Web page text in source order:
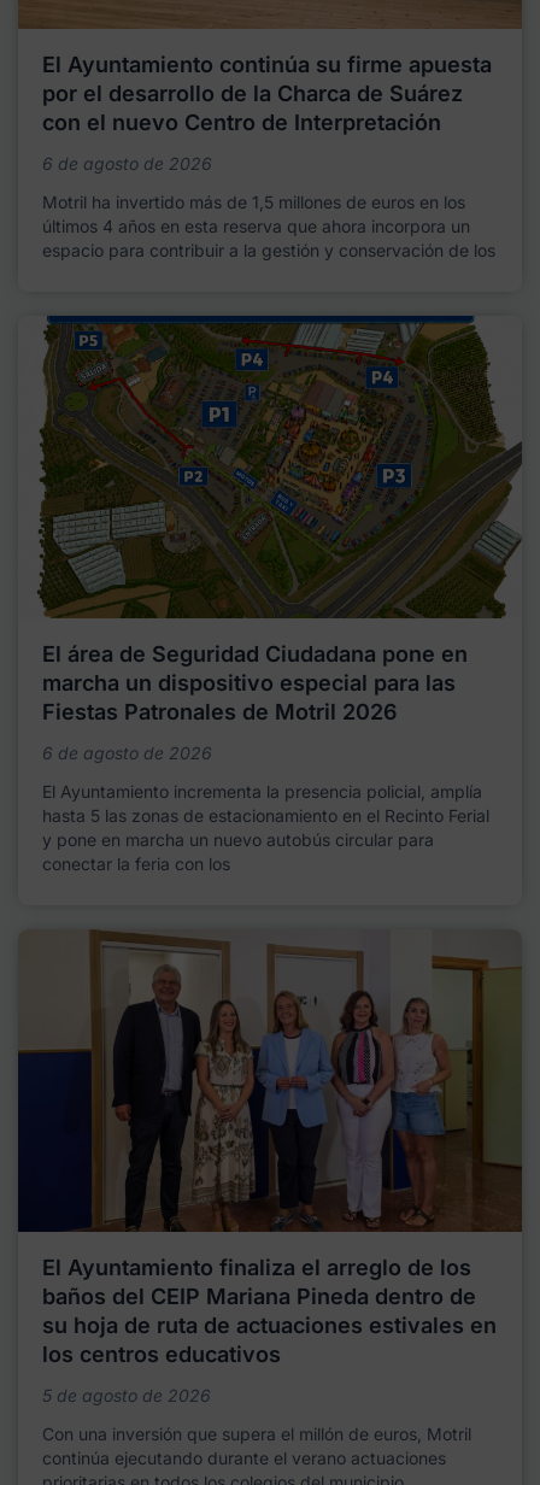
El Ayuntamiento continúa su firme apuesta
por el desarrollo de la Charca de Suárez
con el nuevo Centro de Interpretación
6 de agosto de 2026
Motril ha invertido más de 1,5 millones de euros en los
últimos 4 años en esta reserva que ahora incorpora un
espacio para contribuir a la gestión y conservación de los
El área de Seguridad Ciudadana pone en
marcha un dispositivo especial para las
Fiestas Patronales de Motril 2026
6 de agosto de 2026
El Ayuntamiento incrementa la presencia policial, amplía
hasta 5 las zonas de estacionamiento en el Recinto Ferial
y pone en marcha un nuevo autobús circular para
conectar la feria con los
El Ayuntamiento finaliza el arreglo de los
baños del CEIP Mariana Pineda dentro de
su hoja de ruta de actuaciones estivales en
los centros educativos
5 de agosto de 2026
Con una inversión que supera el millón de euros, Motril
continúa ejecutando durante el verano actuaciones